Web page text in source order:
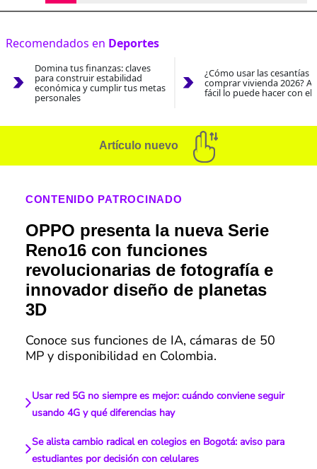
Recomendados en Deportes
Domina tus finanzas: claves
para construir estabilidad
económica y cumplir tus metas
personales
¿Cómo usar las cesantías
comprar vivienda 2026?
fácil lo puede hacer con el
Artículo nuevo
CONTENIDO PATROCINADO
OPPO presenta la nueva Serie
Reno16 con funciones
revolucionarias de fotografía e
innovador diseño de planetas
3D
Conoce sus funciones de IA, cámaras de 50
MP y disponibilidad en Colombia.
Usar red 5G no siempre es mejor: cuándo conviene seguir
usando 4G y qué diferencias hay
Se alista cambio radical en colegios en Bogotá: aviso para
estudiantes por decisión con celulares